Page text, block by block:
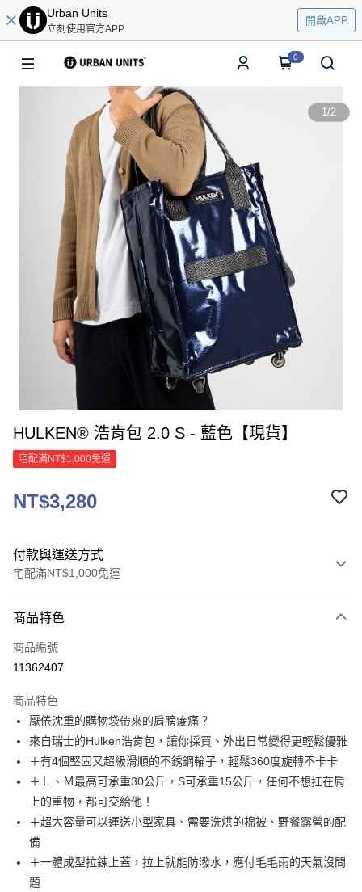
Urban Units
立刻使用官方APP
開啟APP
0
1/2
HULKEN® 浩肯包 2.0 S - 藍色【現貨】
宅配滿NT$1,000免運
NT$3,280
付款與運送方式
宅配滿NT$1,000免運
信用卡一次付款
信用卡分期付款
合作金庫商業銀行
華南商業銀行
彰化商業銀行
上海商業儲蓄銀行
台北富邦商業銀行
國泰世華商業銀行
兆豐國際商業銀行
臺灣中小企業銀行
台中商業銀行
匯豐（台灣）商業銀行
聯邦商業銀行
元大商業銀行
永豐商業銀行
玉山商業銀行
台新國際商業銀行
中國信託商業銀行
台灣樂天信用卡公司
6 期 0 利率 每期
華南商業銀行
彰化商業銀行
上海商業儲蓄銀行
台北富邦商業銀行
國泰世華商業銀行
兆豐國際商業銀行
臺灣中小企業銀行
匯豐（台灣）商業銀行
華泰商業銀行
聯邦商業銀行
元大商業銀行
玉山商業銀行
星展（台灣）商業銀行
台新國際商業銀行
LINE Pay
Apple Pay
ATM付款
運送方式
黑貓宅急便
每筆NT$120，滿NT$1,000(含以上)免運費
商品特色
商品編號
11362407
商品特色
厭倦沈重的購物袋帶來的肩膀痠痛？
來自瑞士的Hulken浩肯包，讓你採買、外出日常變得更輕鬆優雅
＋有4個堅固又超級滑順的不銹鋼輪子，輕鬆360度旋轉不卡卡
＋Ｌ、Ｍ最高可承重30公斤，S可承重15公斤，任何不想扛在肩
上的重物，都可交給他！
＋超大容量可以運送小型家具、需要洗烘的棉被、野餐露營的配
備
＋一體成型拉鍊上蓋，拉上就能防潑水，應付毛毛雨的天氣沒問
題